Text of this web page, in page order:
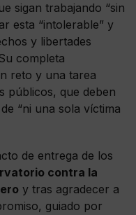
sigan trabajando “sin
esta “intolerable” y
y libertades
completa
reto y una tarea
públicos, que deben
“ni una sola víctima
de entrega de los
contra la
y tras agradecer a
guiado por